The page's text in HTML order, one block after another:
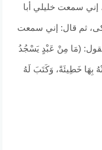
إني سمعت خليلي أبا
ثم قال: إني سمعت
(مَا مِنْ عَبْدٍ يَسْجُدُ
بِهَا خَطِيئَةً، وَكَتَبَ لَهُ